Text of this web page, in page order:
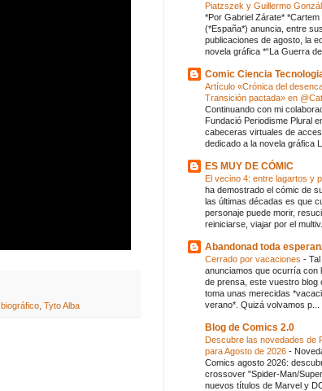
Tyto Alba
Piatzszek y Guillermo
*Por Gabriel Zárate* *Cartem
(*España*) anuncia, entre sus
publicaciones de agosto, la
novela gráfica *“La Guerra de
Comic Ciencia
Artículo «Crónica del
Transición pactada» en
Continuando con mi
Fundació Periodisme Plural
cabeceras virtuales de
dedicado a la novela gráfica
ES MUY DE CÓMIC
El vecino 4: entre lagartos y
ha demostrado el cómic de
las últimas décadas es que
personaje puede morir,
reiniciarse, viajar por el multiv...
Abandonad toda
Cerrado por vacaciones -
anunciamos que ocurría con
de prensa, este vuestro blog
toma unas merecidas
verano*. Quizá volvamos p...
Blog de Comics 2.0
Descubre las novedades de
para Agosto de 2026 -
Comics agosto 2026:
crossover "Spider-Man/
nuevos títulos de Marvel y